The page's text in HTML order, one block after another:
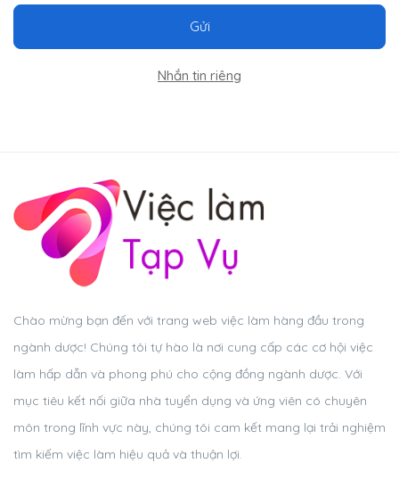
Gửi
Nhắn tin riêng
Chào mừng bạn đến với trang web việc làm hàng đầu trong
ngành dược! Chúng tôi tự hào là nơi cung cấp các cơ hội việc
làm hấp dẫn và phong phú cho cộng đồng ngành dược. Với
mục tiêu kết nối giữa nhà tuyển dụng và ứng viên có chuyên
môn trong lĩnh vực này, chúng tôi cam kết mang lại trải nghiệm
tìm kiếm việc làm hiệu quả và thuận lợi.